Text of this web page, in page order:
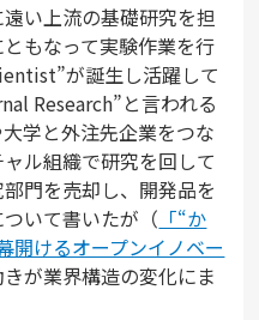
い上流の基礎研究を担
もなって実験作業を行
が誕生し活躍して
Research”と言われる
学と外注先企業をつな
ル組織で研究を回して
門を売却し、開発品を
いて書いたが（ 「“か
開けるオープンイノベー
が業界構造の変化にま